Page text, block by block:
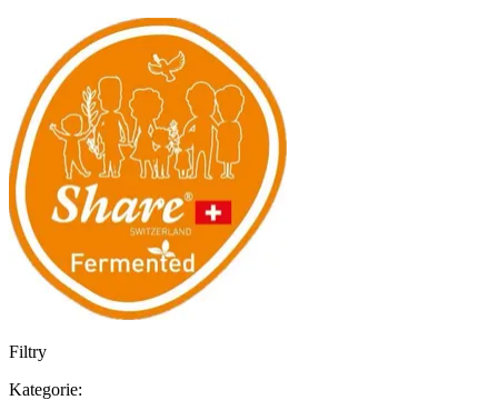
Filtry
Kategorie: